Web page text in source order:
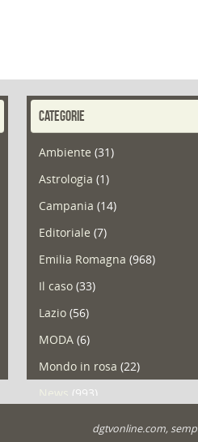
CATEGORIE
Ambiente (31)
Astrologia (1)
Campania (14)
Editoriale (7)
Emilia Romagna (968)
Il caso(33)
Lazio(56)
MODA(6)
Mondo in rosa (22)
(993)
dgtvonline.com,